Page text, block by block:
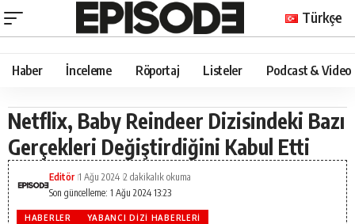
Türkçe
Haber İnceleme Röportaj Listeler Podcast & Video
Netflix, Baby Reindeer Dizisindeki Bazı
Gerçekleri Değiştirdiğini Kabul Etti
Son güncelleme: 1 Ağu 2024 13:23
Editör 1 Ağu 2024 2 dakikalık okuma
HABERLER YABANCI DIZI HABERLERI